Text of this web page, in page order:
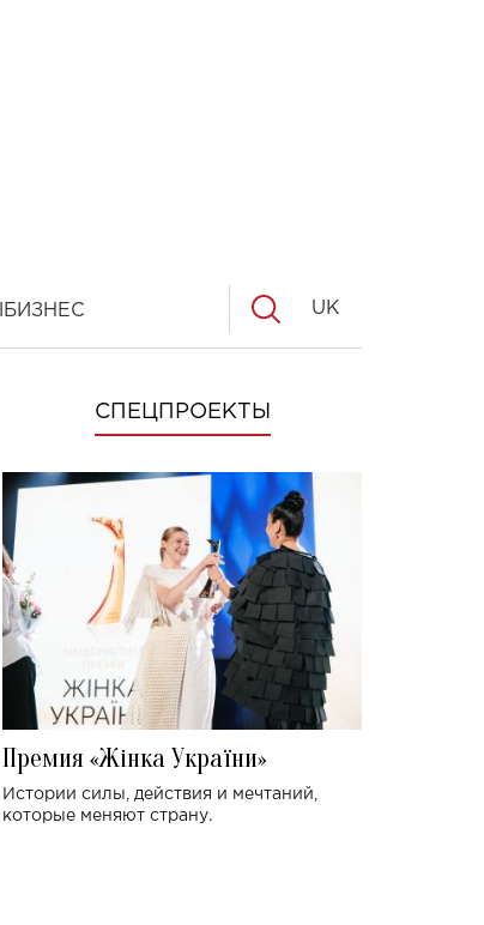
БИЗНЕС UK
СПЕЦПРОЕКТЫ
Премия «Жінка України»
Истории силы, действия и мечтаний,
которые меняют страну.